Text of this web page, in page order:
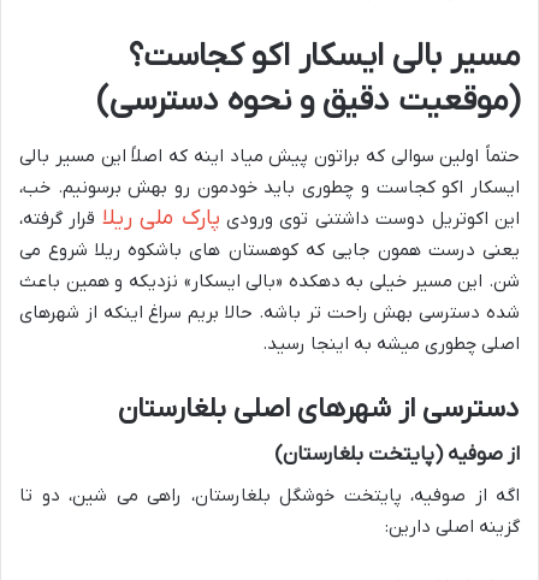
مسیر بالی ایسکار اکو کجاست؟
(موقعیت دقیق و نحوه دسترسی)
حتماً اولین سوالی که براتون پیش میاد اینه که اصلاً این مسیر بالی
ایسکار اکو کجاست و چطوری باید خودمون رو بهش برسونیم. خب،
این اکوتریل دوست داشتنی توی ورودی پارک ملی ریلا قرار گرفته،
یعنی درست همون جایی که کوهستان های باشکوه ریلا شروع می
شن. این مسیر خیلی به دهکده «بالی ایسکار» نزدیکه و همین باعث
شده دسترسی بهش راحت تر باشه. حالا بریم سراغ اینکه از شهرهای
اصلی چطوری میشه به اینجا رسید.
دسترسی از شهرهای اصلی بلغارستان
از صوفیه (پایتخت بلغارستان)
اگه از صوفیه، پایتخت خوشگل بلغارستان، راهی می شین، دو تا
گزینه اصلی دارین: